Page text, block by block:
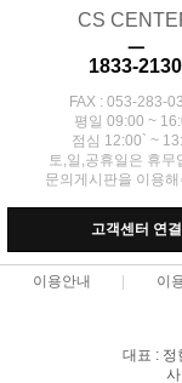
CS
ㅡ
1833-2130
FAX : 053-283-
평일 09:00 ~
점심 12:00` ~
토,일,공휴일은 휴무
문의게시판을 이용
고객센터 연결
이용안내 이
대표 : 정